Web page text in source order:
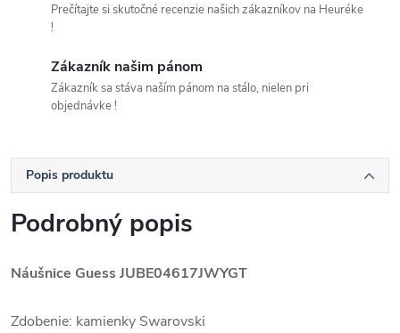
Prečítajte si skutočné recenzie našich zákazníkov na Heuréke
!
Zákazník našim pánom
Zákazník sa stáva naším pánom na stálo, nielen pri
objednávke !
Popis produktu
Podrobný popis
Náušnice Guess JUBE04617JWYGT
Zdobenie: kamienky Swarovski